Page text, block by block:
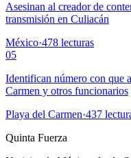
Asesinan al creador de
transmisión en Culiacán
México·478 lecturas
05
Identifican número con que
Carmen y otros funcionarios
Playa del Carmen·437
Quinta Fuerza